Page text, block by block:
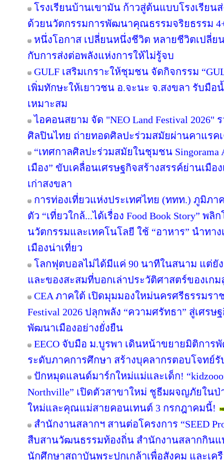
โรงเรียนบ้านเขามัน ก้าวสู่ต้นแบบโรงเรียน
ด้วยนวัตกรรมการพัฒนาคุณธรรมจริยธรรม
หนึ่งโอกาส เปลี่ยนหนึ่งชีวิต หลายชีวิตเปลี่ย
กับการส่งต่อพลังแห่งการให้ไม่รู้จบ
GULF เสริมเกราะให้ชุมชน จัดกิจกรรม
เพิ่มทักษะให้เยาวชน อ.จะนะ จ.สงขลา รับมือ
เหมาะสม
ไอคอนสยาม จัด "NEO Land Festival 2026"
ศิลปินไทย ถ่ายทอดศิลปะร่วมสมัยผ่านคาแรค
“เทศกาลศิลปะร่วมสมัยในชุมชน Singorama
เมือง” ขับเคลื่อนเศรษฐกิจสร้างสรรค์ย่านเมือ
เก่าสงขลา
การท่องเที่ยวแห่งประเทศไทย (ททท.) ภูมิภ
ตัว “เที่ยวใกล้...ได้เรื่อง Food Book Story” พ
นวัตกรรมและเทคโนโลยี ใช้ “อาหาร” นำทาง
เมืองน่าเที่ยว
โลกฟุตบอลไม่ได้มีแค่ 90 นาทีในสนาม แต่ยัง
และของสะสมที่บอกเล่าประวัติศาสตร์ของเก
CEA ภาคใต้ เปิดมุมมองใหม่นครศรีธรรมรา
Festival 2026 ปลุกพลัง “ความศรัทธา” สู่เศร
พัฒนาเมืองอย่างยั่งยืน
EECO จับมือ ม.บูรพา เดินหน้าขยายมิติกา
ระดับภาคการศึกษา สร้างบุคลากรตอบโจทย์
ปักหมุดแลนด์มาร์กใหม่แม่และเด็ก!
Northville” เปิดตัวสาขาใหม่ ชูธีมผจญภัยในป่
ใหม่และคุณแม่สายคอนเทนต์ 3 กรกฎาคมนี้!
สำนักงานสลากฯ สานต่อโครงการ “SEED
สืบสานวัฒนธรรมท้องถิ่น สำนักงานสลากกินแ
นักศึกษาสถาบันพระปกเกล้าเพื่อสังคม และเครื